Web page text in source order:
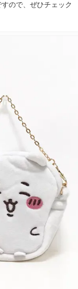
ので、ぜひチェック